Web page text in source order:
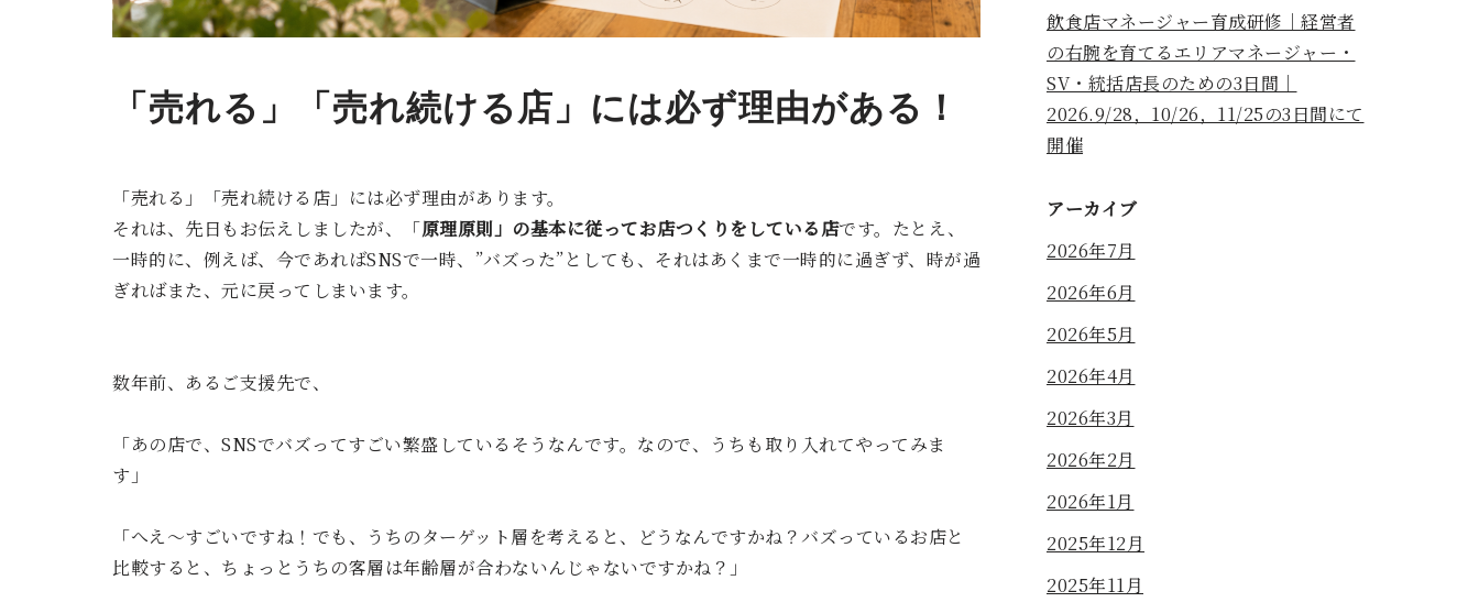
「売れる」「売れ続ける店」には必ず理由がある！
「売れる」「売れ続ける店」には必ず理由があります。
それは、先日もお伝えしましたが、「原理原則」の基本に従ってお店つくりをしている店です。たとえ、
一時的に、例えば、今であればSNSで一時、”バズった”としても、それはあくまで一時的に過ぎず、時が過
ぎればまた、元に戻ってしまいます。
数年前、あるご支援先で、
「あの店で、SNSでバズってすごい繁盛しているそうなんです。なので、うちも取り入れてやってみま
す」
「へえ～すごいですね！でも、うちのターゲット層を考えると、どうなんですかね？バズっているお店と
比較すると、ちょっとうちの客層は年齢層が合わないんじゃないですかね？」
飲食店マネージャー育成研修｜経営者
の右腕を育てるエリアマネージャー・
SV・統括店長のための3日間｜
2026.9/28，10/26，11/25の3日間にて
開催
アーカイブ
2026年7月
2026年6月
2026年5月
2026年4月
2026年3月
2026年2月
2026年1月
2025年12月
2025年11月